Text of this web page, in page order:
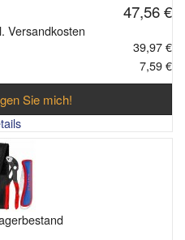
47,56 €
Versandkosten
39,97 €
7,59 €
Sie mich!